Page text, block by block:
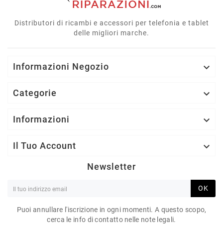
Distributori di ricambi e accessori per telefonia e tablet
delle migliori marche.
Informazioni Negozio 
Categorie 
Informazioni 
Il Tuo Account 
Newsletter
OK
Puoi annullare l'iscrizione in ogni momenti. A questo scopo,
cerca le info di contatto nelle note legali.